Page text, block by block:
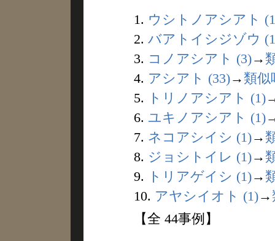
1. ウシトノアシアト
2. バアトイシジゾウ
3. コノアシアト (3)→
4. アシアト (33)→ 類似
5.
トリノアシアト (1)
6. ユキノアシアト (1)
7. ネコアシイシ (1)→
8. ジョシトイレ (1)→
9.
トリアゲイシ (1)→
10. アヤシイオト (1)→
【全 44事例】